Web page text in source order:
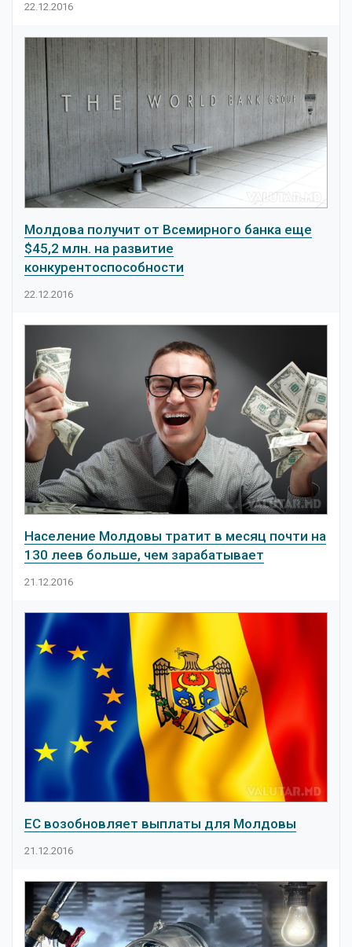
22.12.2016
Молдова получит от Всемирного банка еще
$45,2 млн. на развитие
конкурентоспособности
22.12.2016
Население Молдовы тратит в месяц почти на
130 леев больше, чем зарабатывает
21.12.2016
ЕС возобновляет выплаты для Молдовы
21.12.2016